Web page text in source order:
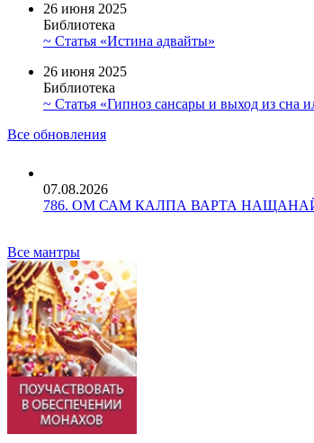
26 июня 2025
Библиотека
~ Статья «Истина адвайты»
26 июня 2025
Библиотека
~ Статья «Гипноз сансары и выход из сна
Все обновления
07.08.2026
786. ОМ САМ КАЛПА ВАРТА НАЩАНАЙА
Все мантры